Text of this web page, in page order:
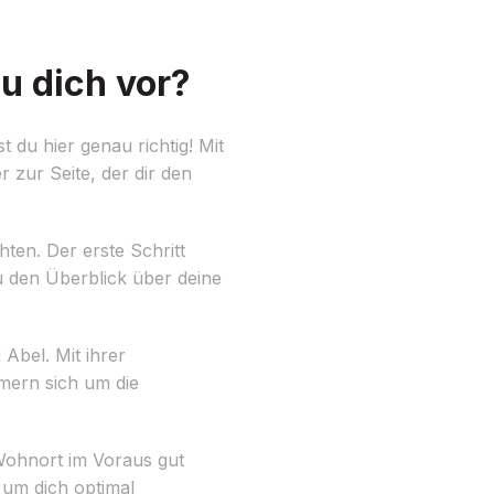
dich vor?
du hier genau richtig! Mit
zur Seite, der dir den
Der erste Schritt
den Überblick über deine
Abel. Mit ihrer
sich um die
im Voraus gut
dich optimal